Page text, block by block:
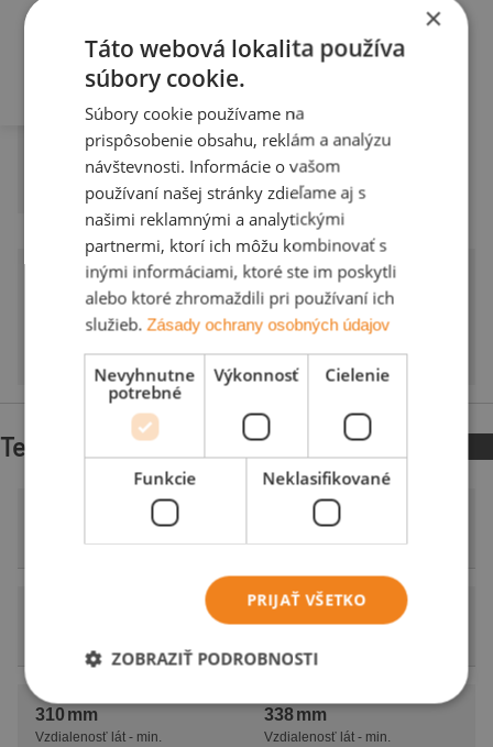
Podmienkami pre
keramické strešné
škridly
swissporTON).
334 × 420 mm
Vonkajšie rozmery
298 × 500 mm
Vonkajšie rozmery
Technické údaje
Krycia šírka - min.
261 mm
Krycia šírka - min.
310 mm
Vzdialenosť lát - min.
338 mm
Vzdialenosť lát - min.
Slovenija
×
Táto webová lokalita používa
súbory cookie.
Súbory cookie používame na
prispôsobenie obsahu, reklám a analýzu
návštevnosti. Informácie o vašom
používaní našej stránky zdieľame aj s
našimi reklamnými a analytickými
partnermi, ktorí ich môžu kombinovať s
inými informáciami, ktoré ste im poskytli
alebo ktoré zhromaždili pri používaní ich
služieb.Zásady ochrany osobných údajov
Nevyhnutne
potrebné
Výkonnosť Cielenie
Funkcie Neklasifikované
PRIJAŤ VŠETKO
ZOBRAZIŤ PODROBNOSTI